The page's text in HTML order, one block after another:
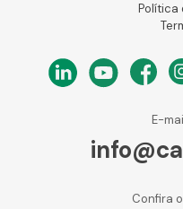
Política
E-
Confira